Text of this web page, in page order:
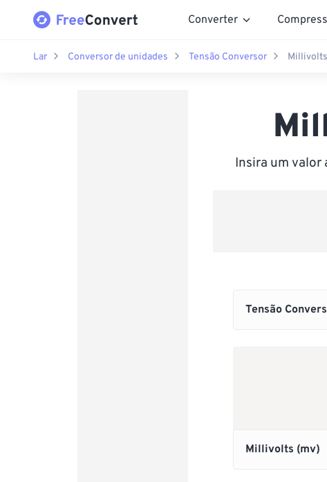
Converter
Lar Conversor de unidades Tensão Conversor
Insira um valor